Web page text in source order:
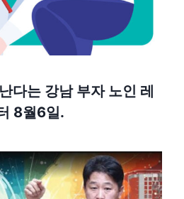
다는 강남 부자 노인 레
8월6일.